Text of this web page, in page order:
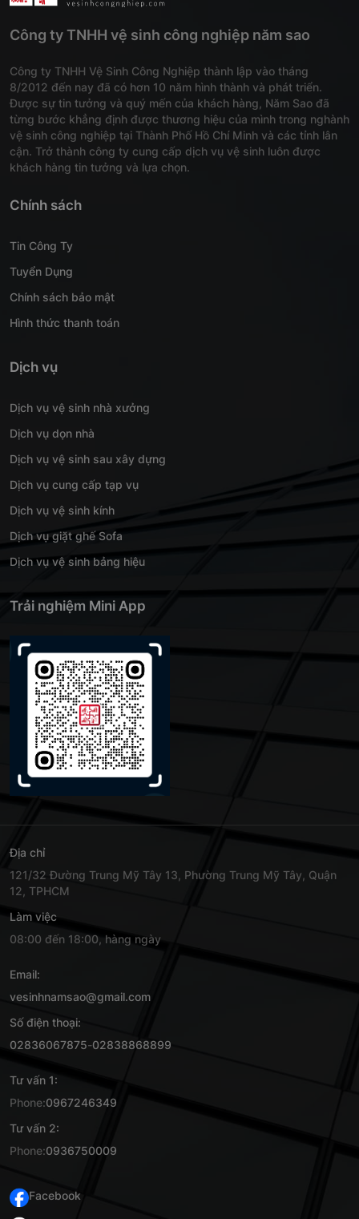
Công ty TNHH vệ sinh công nghiệp năm sao
Công ty TNHH Vệ Sinh Công Nghiệp thành lập vào tháng
8/2012 đến nay đã có hơn 10 năm hình thành và phát triển.
Được sự tin tưởng và quý mến của khách hàng, Năm Sao đã
từng bước khẳng định được thương hiệu của mình trong nghành
vệ sinh công nghiệp tại Thành Phố Hồ Chí Minh và các tỉnh lân
cận. Trở thành công ty cung cấp dịch vụ vệ sinh luôn được
khách hàng tin tưởng và lựa chọn.
Chính sách
Tin Công Ty
Tuyển Dụng
Chính sách bảo mật
Hình thức thanh toán
Dịch vụ
Dịch vụ vệ sinh nhà xưởng
Dịch vụ dọn nhà
Dịch vụ vệ sinh sau xây dựng
Dịch vụ cung cấp tạp vụ
Dịch vụ vệ sinh kính
Dịch vụ giặt ghế Sofa
Dịch vụ vệ sinh bảng hiệu
Trải nghiệm Mini App
Địa chỉ
121/32 Đường Trung Mỹ Tây 13, Phường Trung Mỹ Tây, Quận
12, TPHCM
Làm việc
08:00 đến 18:00, hàng ngày
Email:
vesinhnamsao@gmail.com
Số điện thoại:
02836067875-02838868899
Tư vấn 1:
Phone:0967246349
Tư vấn 2:
Phone:0936750009
Facebook